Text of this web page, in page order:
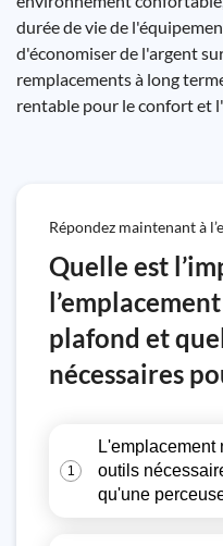
durée de vie de
d'économiser de l'argent
remplacements à long
rentable pour le confort et
Répondez maintenant à
Quelle est
plafond et
nécessaires
1
L'emplacement
outils
qu'une